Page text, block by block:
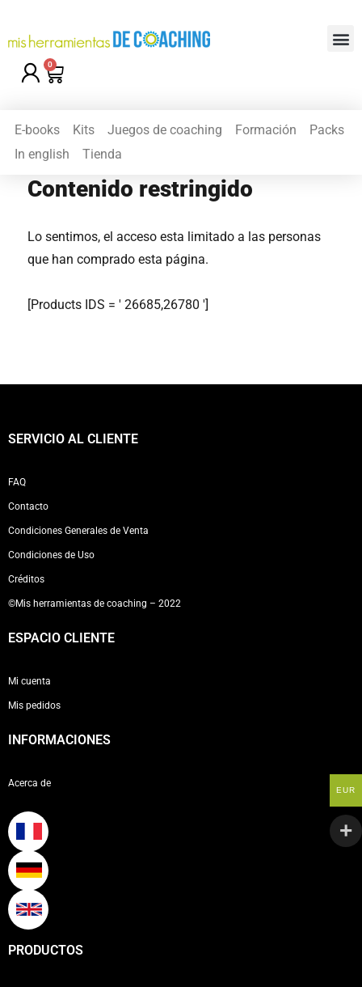
0
E-books Kits Juegos de coaching Formación
Packs
In english
Tienda
Contenido restringido
Lo sentimos, el acceso esta limitado a las personas
que han comprado esta página.
[Products IDS = ' 26685,26780 ']
SERVICIO AL CLIENTE
FAQ
Contacto
Condiciones Generales de Venta
Condiciones de Uso
Créditos
©Mis herramientas de coaching – 2022
ESPACIO CLIENTE
Mi cuenta
Mis pedidos
INFORMACIONES
Acerca de
PRODUCTOS
EUR